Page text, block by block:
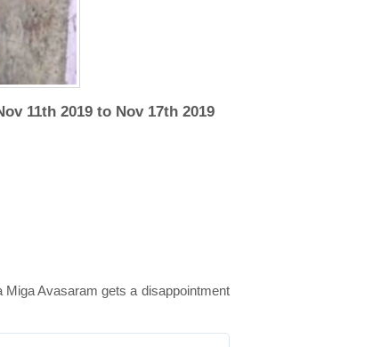
11th 2019 to Nov 17th 2019
Avasaram gets a disappointment